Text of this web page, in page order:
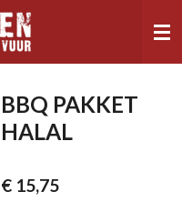
BBQ PAKKET
HALAL
€ 15,75